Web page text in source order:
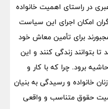
در راستای اهمیت خانواده
امکان اجرای این سیاست
برای تأمین معاش خود
بتوانند زندگی کنند و این
برود. چرا که با کار و
خانواده و رسیدگی به بنیان
حقوق متناسب و واقعی